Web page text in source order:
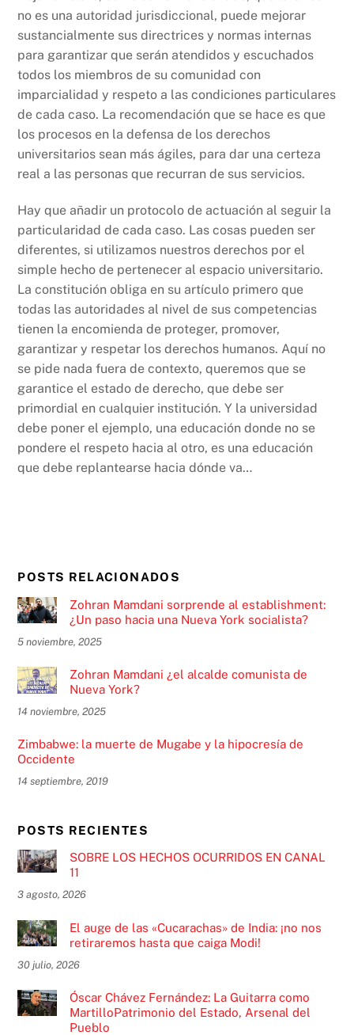
no es una autoridad jurisdiccional, puede mejorar
sustancialmente sus directrices y normas internas
para garantizar que serán atendidos y escuchados
todos los miembros de su comunidad con
imparcialidad y respeto a las condiciones particulares
de cada caso. La recomendación que se hace es que
los procesos en la defensa de los derechos
universitarios sean más ágiles, para dar una certeza
real a las personas que recurran de sus servicios.
Hay que añadir un protocolo de actuación al seguir la
particularidad de cada caso. Las cosas pueden ser
diferentes, si utilizamos nuestros derechos por el
simple hecho de pertenecer al espacio universitario.
La constitución obliga en su artículo primero que
todas las autoridades al nivel de sus competencias
tienen la encomienda de proteger, promover,
garantizar y respetar los derechos humanos. Aquí no
se pide nada fuera de contexto, queremos que se
garantice el estado de derecho, que debe ser
primordial en cualquier institución. Y la universidad
debe poner el ejemplo, una educación donde no se
pondere el respeto hacia al otro, es una educación
que debe replantearse hacia dónde va…
POSTS RELACIONADOS
Zohran Mamdani sorprende al establishment:
¿Un paso hacia una Nueva York socialista?
5 noviembre, 2025
Zohran Mamdani ¿el alcalde comunista de
Nueva York?
14 noviembre, 2025
Zimbabwe: la muerte de Mugabe y la hipocresía de
Occidente
14 septiembre, 2019
POSTS RECIENTES
SOBRE LOS HECHOS OCURRIDOS EN CANAL
11
3 agosto, 2026
El auge de las «Cucarachas» de India: ¡no nos
retiraremos hasta que caiga Modi!
30 julio, 2026
Óscar Chávez Fernández: La Guitarra como
MartilloPatrimonio del Estado, Arsenal del
Pueblo